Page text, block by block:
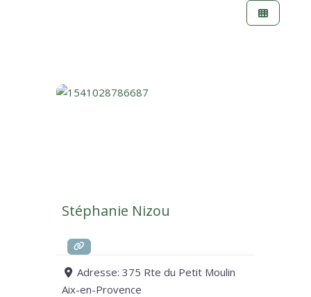
Stéphanie Nizou
Adresse:375 Rte du Petit Moulin
Aix-en-Provence